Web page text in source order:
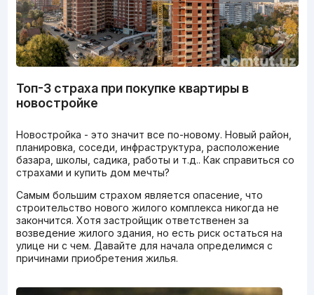
Топ-3 страха при покупке квартиры в
новостройке
Новостройка - это значит все по-новому. Новый район,
планировка, соседи, инфраструктура, расположение
базара, школы, садика, работы и т.д.. Как справиться со
страхами и купить дом мечты?
Самым большим страхом является опасение, что
строительство нового жилого комплекса никогда не
закончится. Хотя застройщик ответственен за
возведение жилого здания, но есть риск остаться на
улице ни с чем. Давайте для начала определимся с
причинами приобретения жилья.